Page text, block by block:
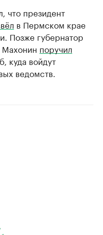
что президент
в Пермском крае
Позже губернатор
поручил
куда войдут
ведомств.